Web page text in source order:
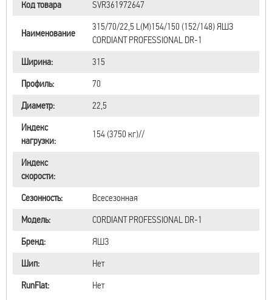
Код товара SVR361972647
Наименование
315/70/22,5 L(M)154/150 (152/148) ЯШЗ
CORDIANT PROFESSIONAL DR-1
Ширина:
315
Профиль:
70
Диаметр:
22,5
Индекс
нагрузки:
154 (3750 кг)//
Индекс
скорости:
Сезонность:
Всесезонная
Модель:
CORDIANT PROFESSIONAL DR-1
Бренд:
ЯШЗ
Шип:
Нет
RunFlat:
Нет